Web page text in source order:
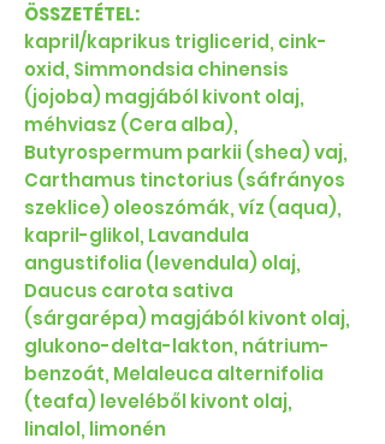
ÖSSZETÉTEL:
kapril/kaprikus triglicerid, cink-
oxid, Simmondsia chinensis
(jojoba) magjából kivont olaj,
méhviasz (Cera alba),
Butyrospermum parkii (shea) vaj,
Carthamus tinctorius (sáfrányos
szeklice) oleoszómák, víz (aqua),
kapril-glikol, Lavandula
angustifolia (levendula) olaj,
Daucus carota sativa
(sárgarépa) magjából kivont olaj,
glukono-delta-lakton, nátrium-
benzoát, Melaleuca alternifolia
(teafa) leveléből kivont olaj,
linalol, limonén